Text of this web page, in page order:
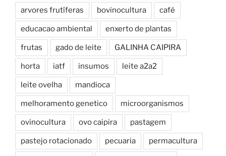
arvores frutíferas bovinocultura café
educacao ambiental enxerto de plantas
frutas gado de leite GALINHA CAIPIRA
horta iatf insumos leite a2a2
leite ovelha mandioca
melhoramento genetico microorganismos
ovinocultura ovo caipira pastagem
pastejo rotacionado pecuaria permacultura